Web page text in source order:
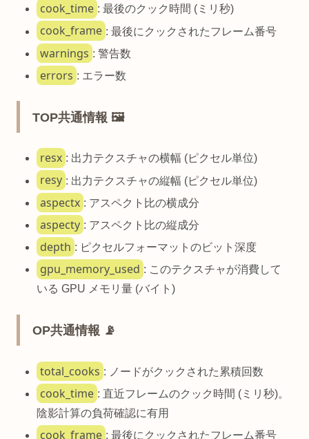
cook_time : 最後のクック時間 (ミリ秒)
cook_frame : 最後にクックされたフレーム番号
warnings : 警告数
errors : エラー数
TOP共通情報 🖼️
resx : 出力テクスチャの横幅 (ピクセル単位)
resy : 出力テクスチャの縦幅 (ピクセル単位)
aspectx : アスペクト比の横成分
aspecty : アスペクト比の縦成分
depth : ピクセルフォーマットのビット深度
gpu_memory_used : このテクスチャが消費して
いる GPU メモリ量 (バイト)
OP共通情報 📡
total_cooks : ノードがクックされた累積回数
cook_time : 直近フレームのクック時間 (ミリ秒)。
陰影計算の負荷確認に有用
cook_frame : 最後にクックされたフレーム番号